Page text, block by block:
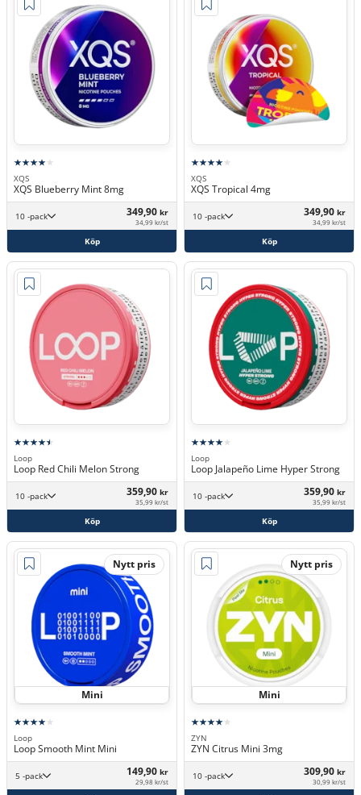
XQS
XQS Blueberry Mint 8mg
10 -pack 349,90 kr
34,99 kr/st
Köp
XQS
XQS Tropical 4mg
10 -pack 349,90 kr
34,99 kr/st
Köp
Loop
Loop Red Chili Melon Strong
10 -pack 359,90 kr
35,99 kr/st
Köp
Loop
Loop Jalapeño Lime Hyper Strong
10 -pack 359,90 kr
35,99 kr/st
Köp
Nytt pris
Mini
Loop
Loop Smooth Mint Mini
5 -pack 149,90 kr
29,98 kr/st
Nytt pris
Mini
ZYN
ZYN Citrus Mini 3mg
10 -pack 309,90 kr
30,99 kr/st